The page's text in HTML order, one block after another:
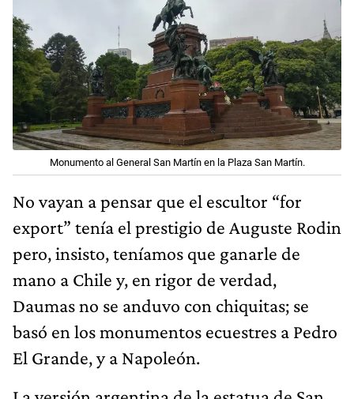
Monumento al General San Martín en la Plaza San Martín.
No vayan a pensar que el escultor “for
export” tenía el prestigio de Auguste Rodin
pero, insisto, teníamos que ganarle de
mano a Chile y, en rigor de verdad,
Daumas no se anduvo con chiquitas; se
basó en los monumentos ecuestres a Pedro
El Grande, y a Napoleón.